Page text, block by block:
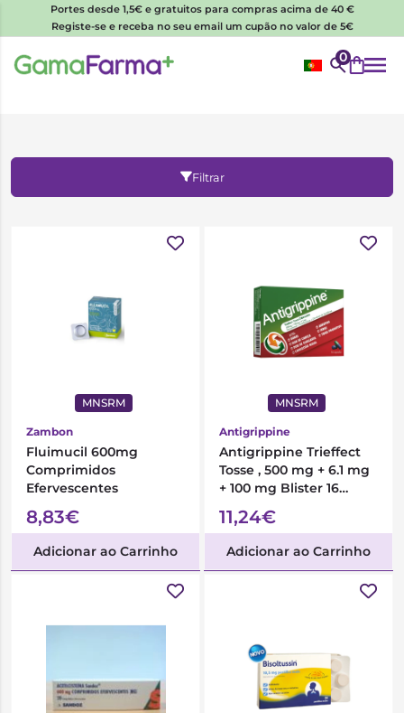
Portes desde 1,5€ e gratuitos para compras acima de 40 €
Registe-se e receba no seu email um cupão no valor de 5€
0
Filtrar
MNSRM
Zambon
Fluimucil 600mg
Comprimidos
Efervescentes
8,83€
Adicionar ao Carrinho
MNSRM
Antigrippine
Antigrippine Trieffect
Tosse , 500 mg + 6.1 mg
+ 100 mg Blister 16
Unidade(s) Caps
11,24€
Adicionar ao Carrinho